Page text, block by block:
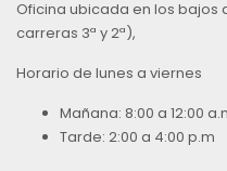
Oficina ubicada en los bajos
carreras 3ª y 2ª),
Horario de lunes a viernes
Mañana: 8:00 a 12:00
Tarde: 2:00 a 4:00 p.m